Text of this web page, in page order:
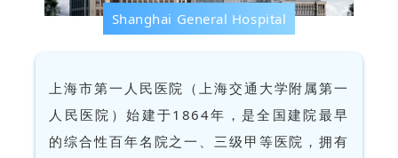
Shanghai General Hospital
上海市第一人民医院（上海交通大学附属第一
人民医院）始建于1864年，是全国建院最早
的综合性百年名院之一、三级甲等医院，拥有